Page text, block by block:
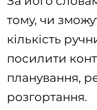
тому, чи
кількість
посилити
планування,
розгортання.